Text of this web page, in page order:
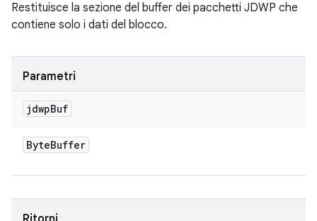
Restituisce la sezione del buffer dei pacchetti JDWP che
contiene solo i dati del blocco.
Parametri
jdwpBuf
ByteBuffer